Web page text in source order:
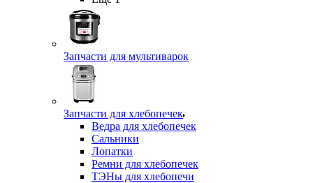
Запчасти для мультиварок
Запчасти для хлебопечек
Ведра для хлебопечек
Сальники
Лопатки
Ремни для хлебопечек
ТЭНы для хлебопечи